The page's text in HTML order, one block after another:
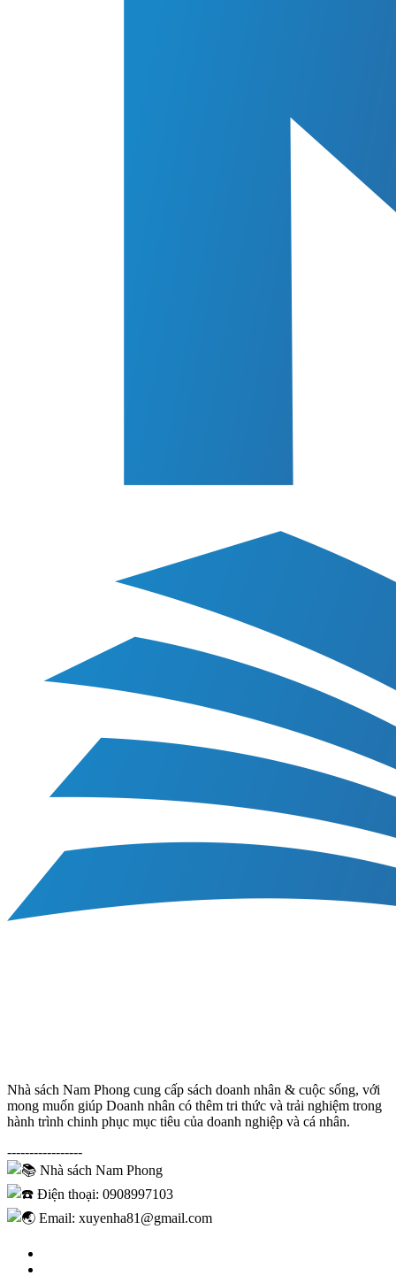
Nhà sách Nam Phong cung cấp sách doanh nhân & cuộc sống, với
mong muốn giúp Doanh nhân có thêm tri thức và trải nghiệm trong
hành trình chinh phục mục tiêu của doanh nghiệp và cá nhân.
-----------------
Nhà sách Nam Phong
Điện thoại: 0908997103
Email: xuyenha81@gmail.com